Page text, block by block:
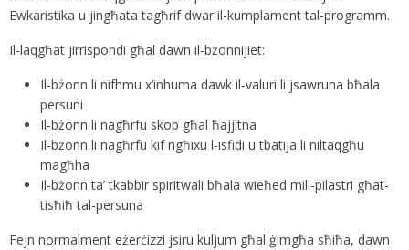
Ewkaristika u jingħata tagħrif dwar il-kumplament tal-programm.
Il-laqgħat jirrispondi għal dawn il-bżonnijiet:
Il-bżonn li nifhmu x’inhuma dawk il-valuri li jsawruna bħala
persuni
Il-bżonn li nagħrfu skop għal ħajjitna
Il-bżonn li nagħrfu kif ngħixu l-isfidi u tbatija li niltaqgħu
magħha
Il-bżonn ta’ tkabbir spiritwali bħala wieħed mill-pilastri għat-
tisħiħ tal-persuna
Fejn normalment eżerċizzi jsiru kuljum għal ġimgħa sħiħa, dawn